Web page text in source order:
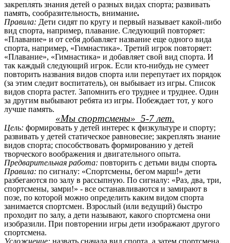
закреплять знания детей о разных видах спорта; развивать
память, сообразительность, внимание.
Правила: Дети сидят по кругу и первый называет какой-либо
вид спорта, например, плавание. Следующий повторяет:
«Плавание» и от себя добавляет название еще одного вида
спорта, например, «Гимнастика». Третий игрок повторяет:
«Плавание», «Гимнастика» и добавляет свой вид спорта. И
так каждый следующий игрок. Если кто-нибудь не сумеет
повторить названия видов спорта или перепутает их порядок
(за этим следит воспитатель), он выбывает из игры. Список
видов спорта растет. Запомнить его труднее и труднее. Один
за другим выбывают ребята из игры. Побеждает тот, у кого
лучше память.
«Мы спортсмены» 5-7 лет.
Цель: формировать у детей интерес к физкультуре и спорту;
развивать у детей статическое равновесие; закреплять знание
видов спорта; способствовать формированию у детей
творческого воображения и двигательного опыта.
Предварительная работа: повторить с детьми виды спорта.
Правила: по сигналу: «Спортсмены, бегом марш!» дети
разбегаются по залу в рассыпную. По сигналу: «Раз, два, три,
спортсмены, замри!» - все останавливаются и замирают в
позе, по которой можно определить каким видом спорта
занимается спортсмен. Взрослый (или ведущий) быстро
проходит по залу, а дети называют, какого спортсмена они
изобразили. При повторении игры дети изображают другого
спортсмена.
Усложнение: назвать сначала вид спорта, а затем спортсмена,